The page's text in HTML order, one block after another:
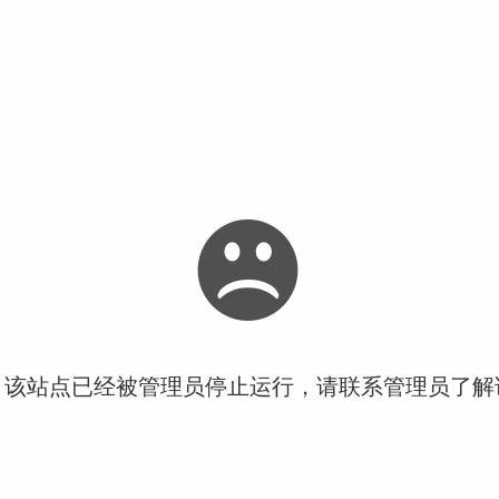
站点已经被管理员停止运行，请联系管理员了